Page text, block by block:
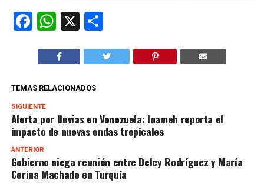
Facebook
WhatsApp
X Compartir
TEMAS RELACIONADOS
SIGUIENTE
Alerta por lluvias en Venezuela: Inameh reporta el
impacto de nuevas ondas tropicales
ANTERIOR
Gobierno niega reunión entre Delcy Rodríguez y María
Corina Machado en Turquía